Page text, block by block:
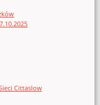
Cittaslow